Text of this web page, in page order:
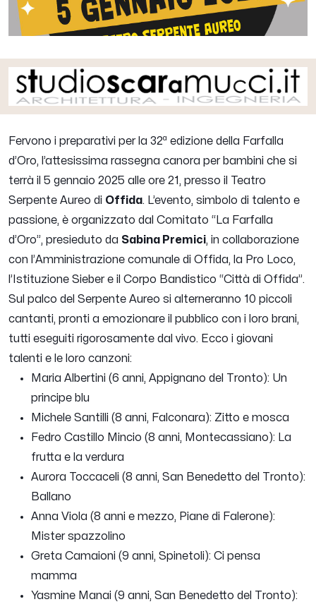
Fervono i preparativi per la 32ª edizione della Farfalla
d’Oro, l’attesissima rassegna canora per bambini che si
terrà il 5 gennaio 2025 alle ore 21, presso il Teatro
Serpente Aureo di Offida. L’evento, simbolo di talento e
passione, è organizzato dal Comitato “La Farfalla
d’Oro”, presieduto da Sabina Premici, in collaborazione
con l’Amministrazione comunale di Offida, la Pro Loco,
l’Istituzione Sieber e il Corpo Bandistico “Città di Offida”.
Sul palco del Serpente Aureo si alterneranno 10 piccoli
cantanti, pronti a emozionare il pubblico con i loro brani,
tutti eseguiti rigorosamente dal vivo. Ecco i giovani
talenti e le loro canzoni:
Maria Albertini (6 anni, Appignano del Tronto): Un
principe blu
Michele Santilli (8 anni, Falconara): Zitto e mosca
Fedro Castillo Mincio (8 anni, Montecassiano): La
frutta e la verdura
Aurora Toccaceli (8 anni, San Benedetto del Tronto):
Ballano
Anna Viola (8 anni e mezzo, Piane di Falerone):
Mister spazzolino
Greta Camaioni (9 anni, Spinetoli): Ci pensa
mamma
Yasmine Manai (9 anni, San Benedetto del Tronto):